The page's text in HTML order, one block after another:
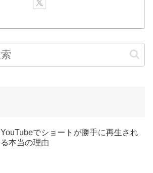
YouTubeでショートが勝手に再生され
る本当の理由